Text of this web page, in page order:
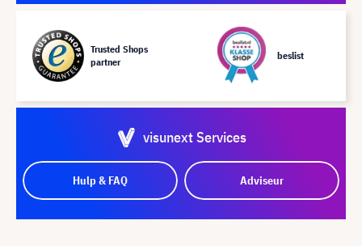
Trusted Shops
partner
beslist
visunext Services
Hulp & FAQ Adviseur